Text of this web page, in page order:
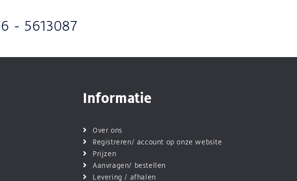
- 5613087
Informatie
Over ons
Registreren/ account op onze website
Prijzen
Aanvragen/ bestellen
Levering / afhalen